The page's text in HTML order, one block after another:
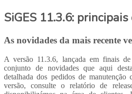
SiGES 11.3.6:
As novidades da mais recente
A versão 11.3.6, lançada em finais
conjunto de novidades que aqui
detalhada dos pedidos de manutenção
versão, consulte o relatório de